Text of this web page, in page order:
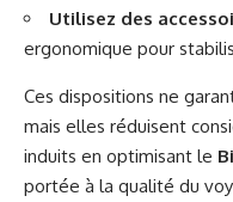
Utilisez des
ergonomique pour
Ces dispositions ne
mais elles réduisent
induits en optimisant le
portée à la qualité du